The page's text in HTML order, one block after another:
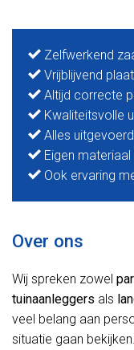
Zelfwerkend
Vrijblijvend
Altijd correcte
Kwaliteitsvolle
Alles
Eigen
Ook ervaring
Over ons
Wij spreken zowel
tuinaanleggers als
veel belang aan
situatie gaan